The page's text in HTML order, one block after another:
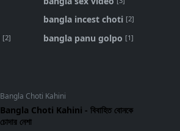
bangla incest choti [2]
[2] bangla panu golpo [1]
Bangla Choti Kahini
Bangla Choti Kahini - বিবাহিত বোনকে
চোদার নেশা